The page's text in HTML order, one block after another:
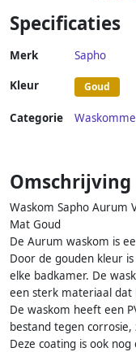
Specificaties
Merk Sapho
Kleur Goud
Categorie
Omschrijving
Waskom Sapho Aurum
Mat Goud
De Aurum waskom is
Door de gouden kleur
elke badkamer. De
een sterk materiaal dat
De waskom heeft een
bestand tegen
Deze coating is ook